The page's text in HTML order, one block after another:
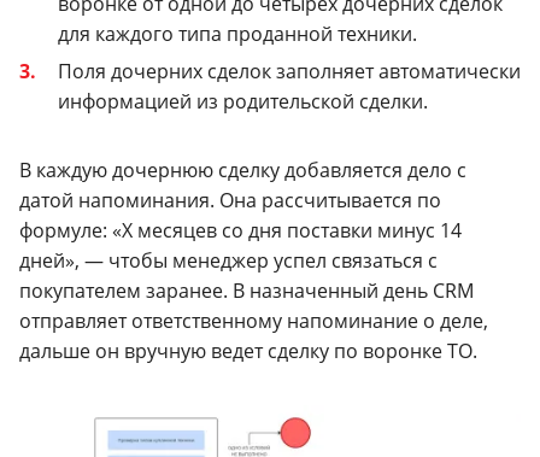
для каждого типа проданной техники.
Поля дочерних сделок заполняет автоматически
информацией из родительской сделки.
В каждую дочернюю сделку добавляется дело с
датой напоминания. Она рассчитывается по
формуле: «X месяцев со дня поставки минус 14
дней», — чтобы менеджер успел связаться с
покупателем заранее. В назначенный день CRM
отправляет ответственному напоминание о деле,
дальше он вручную ведет сделку по воронке ТО.